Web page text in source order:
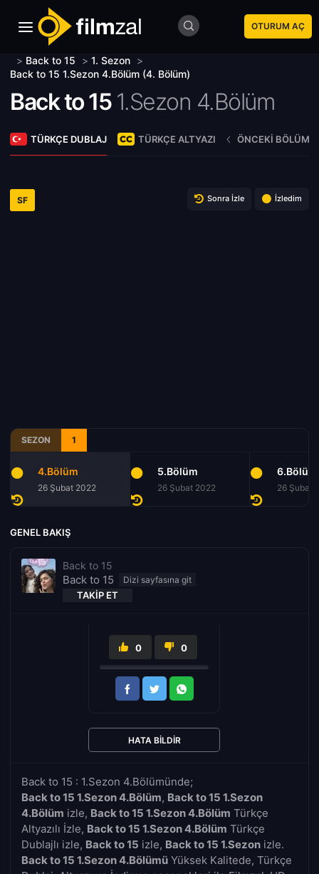
OTURUM AÇ
> Back to 15 > 1. Sezon >
Back to 15 1.Sezon 4.Bölüm (4. Bölüm)
Back to 15 1.Sezon 4.Bölüm
TÜRKÇE DUBLAJ TÜRKÇE ALTYAZI ÖNCEKI BÖLÜM
SF Sonra İzle İzledim
SEZON 1
4.Bölüm
26 Şubat 2022
5.Bölüm
26 Şubat 2022
6.Bölüm
26 Şubat
GENEL BAKIŞ
Back to 15
Back to 15
TAKIP ET
Back to 15 : 1.Sezon 4.Bölümünde;
Back to 15 1.Sezon 4.Bölüm, Back to 15 1.Sezon
4.Bölüm izle, Back to 15 1.Sezon 4.Bölüm Türkçe
Altyazılı İzle, Back to 15 1.Sezon 4.Bölüm Türkçe
Dublajlı izle, Back to 15 izle, Back to 15 1.Sezon izle.
Back to 15 1.Sezon 4.Bölümü Yüksek Kalitede, Türkçe
0 0
HATA BILDIR